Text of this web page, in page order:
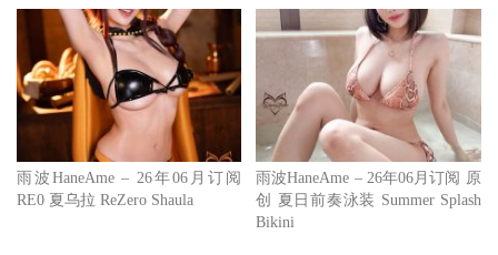
雨波HaneAme – 26年06月订阅
RE0 夏乌拉 ReZero Shaula
雨波HaneAme – 26年06月订阅 原
创 夏日前奏泳装 Summer Splash
Bikini